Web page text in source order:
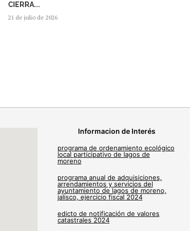
CIERRA...
21 de julio de 2026
Informacion de Interés
programa de ordenamiento ecológico
local participativo de lagos de
moreno
programa anual de adquisiciones,
arrendamientos y servicios del
ayuntamiento de lagos de moreno,
jalisco, ejercicio fiscal 2024
edicto de notificación de valores
catastrales 2024